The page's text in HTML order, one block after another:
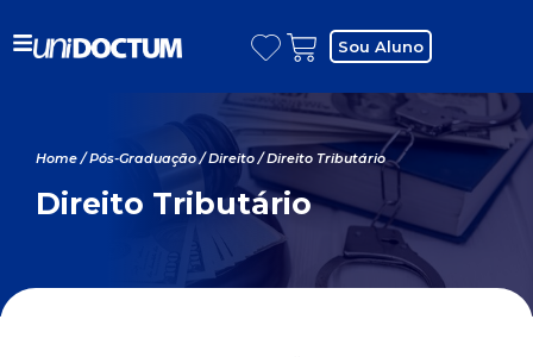
Sou Aluno
Home/Pós-Graduação/Direito/ Direito Tributário
Direito Tributário